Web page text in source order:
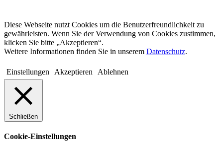
Diese Webseite nutzt Cookies um die Benutzerfreundlichkeit zu
gewährleisten. Wenn Sie der Verwendung von Cookies zustimmen,
klicken Sie bitte „Akzeptieren“.
Weitere Informationen finden Sie in unserem Datenschutz.
Einstellungen Akzeptieren Ablehnen
Schließen
Cookie-Einstellungen